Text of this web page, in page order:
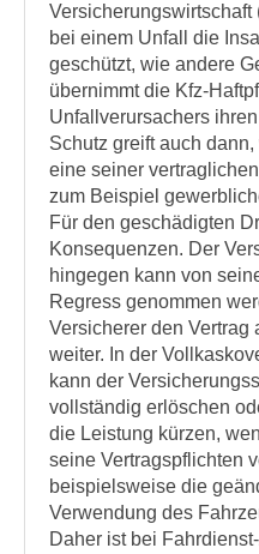
Versicherungswirtschaft
bei einem Unfall die
geschützt, wie andere
übernimmt die Kfz-
Unfallverursachers
Schutz greift auch
eine seiner
zum Beispiel
Für den geschädigten
Konsequenzen. Der
hingegen kann von
Regress genommen
Versicherer den
weiter. In der
kann der
vollständig erlöschen
die Leistung kürzen,
seine Vertragspflichten
beispielsweise die
Verwendung des
Daher ist bei